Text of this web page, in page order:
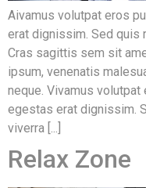
Aivamus volutpat eros
erat dignissim. Sed quis
Cras sagittis sem sit
ipsum, venenatis
neque. Vivamus
egestas erat dignissim.
viverra [...]
Relax Zone